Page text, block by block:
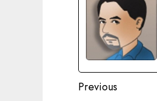
Post
Previous